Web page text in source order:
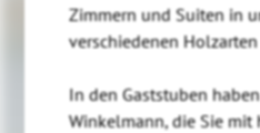
Zimmern und Suiten in
verschiedenen
In den Gaststuben
Winkelmann, die Sie mit